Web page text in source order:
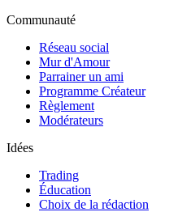
Communauté
Réseau social
Mur d'Amour
Parrainer un ami
Programme Créateur
Règlement
Modérateurs
Idées
Trading
Éducation
Choix de la rédaction